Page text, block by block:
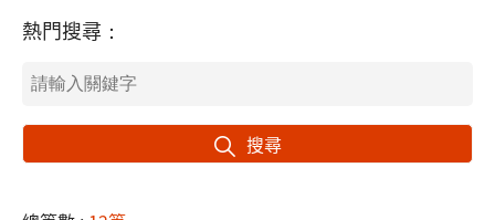
熱門搜尋：
搜尋